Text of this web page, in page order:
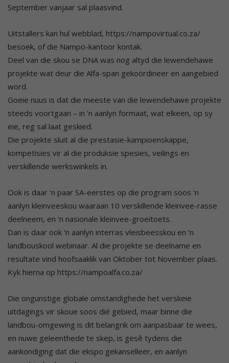
September vanjaar sal plaasvind.
Uitstallers kan hul webblad, https://nampovirtual.co.za/
besoek, of die Nampo-kantoor kontak.
Deel van die skou se DNA was nog altyd die lewendehawe
projekte wat deur die Alfa-span gekoördineer en aangebied
word.
Goeie nuus is dat die meeste van die lewendehawe projekte
steeds voortgaan – in ‘n aanlyn formaat, wat elkeen, op sy
eie, reg sal laat geskied.
Die projekte sluit al die prestasie-kampioenskappe,
kompetisies vir al die produksie spesies, veilings en
verskillende werkswinkels in.
Ook is daar ‘n paar SA-eerstes op die program soos ‘n
aanlyn kleinveeskou waaraan 10 verskillende kleinvee-rasse
deelneem, en ‘n nasionale kleinvee-groeitoets.
Dan is daar ook ‘n aanlyn interras vleisbeesskou en ‘n
landbouskool webinaar. Al die projekte se deelname en
resultate vind hoofsaaklik van Oktober tot November plaas.
Kyk hierna op https://nampoalfa.co.za/
Die ongunstige globale omstandighede het verskeie
uitdagings vir skoue soos dié gebied, maar binne die
landbou-omgewing is dit belangrik om aanpasbaar te wees,
en nuwe geleenthede te skep, is gesê tydens die
aankondiging dat die ekspo gekanselleer, en aanlyn